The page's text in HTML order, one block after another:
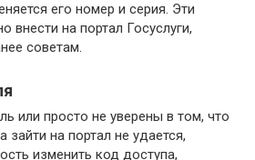
его номер и серия. Эти
внести на портал Госуслуги,
советам.
или просто не уверены в том, что
зайти на портал не удается,
изменить код доступа,